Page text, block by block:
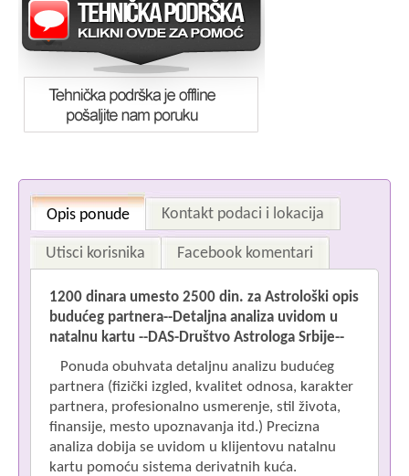
Opis ponude Kontakt podaci i lokacija
Utisci korisnika Facebook komentari
1200 dinara umesto 2500 din. za Astrološki opis
budućeg partnera--Detaljna analiza uvidom u
natalnu kartu --DAS-Društvo Astrologa Srbije--
Ponuda obuhvata detaljnu analizu budućeg
partnera (fizički izgled, kvalitet odnosa, karakter
partnera, profesionalno usmerenje, stil života,
finansije, mesto upoznavanja itd.) Precizna
analiza dobija se uvidom u klijentovu natalnu
kartu pomoću sistema derivatnih kuća.